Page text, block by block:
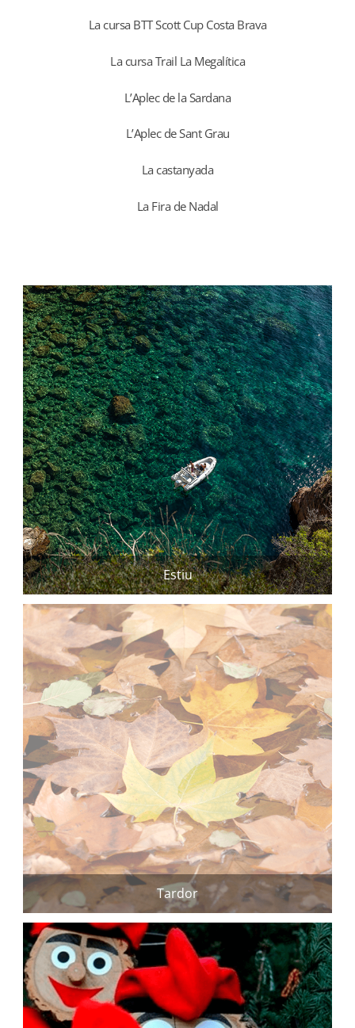
La cursa BTT Scott Cup Costa Brava
La cursa Trail La Megalítica
L’Aplec de la Sardana
L’Aplec de Sant Grau
La castanyada
La Fira de Nadal
Estiu
Tardor